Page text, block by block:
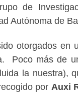
de
Autónoma de
otorgados en
Poco más de
la nuestra),
por Auxi